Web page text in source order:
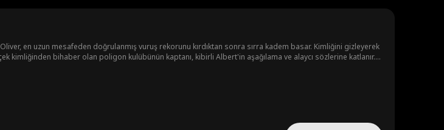
en uzun mesafeden doğrulanmış vuruş rekorunu kırdıktan sonra sırra kadem basar. Kimliğini gizleyerek
kimliğinden bihaber olan poligon kulübünün kaptanı, kibirli Albert'in aşağılama ve alaycı sözlerine katlanır.